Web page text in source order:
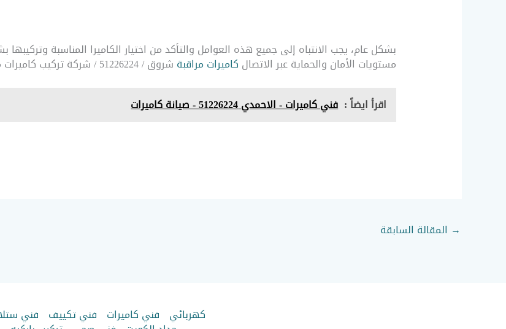
بشكل عام، يجب الانتباه إلى جميع هذه العوامل والتأكد من اختيار الكاميرا المناسبة
مستويات الأمان والحماية عبر الاتصال كاميرات مراقبة شروق / 51226224 / شركة تركيب كاميرات مراقبة شمال غرب الصليبيخات
اقرأ ايضاً : فني كاميرات - الاحمدي 51226224 - صيانة كاميرات
→ المقالة السابقة
كهربائي فني كاميرات فني تكييف فني